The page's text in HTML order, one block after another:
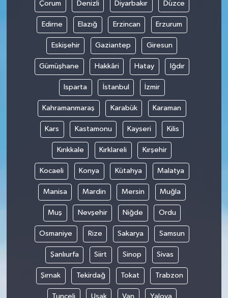
Çorum Denizli Diyarbakır Düzce
Edirne Elazığ Erzincan Erzurum
Eskişehir Gaziantep Giresun
Gümüşhane Hakkâri Hatay Iğdır
Isparta İstanbul İzmir
Kahramanmaraş Karabük Karaman
Kars Kastamonu Kayseri Kilis
Kırıkkale Kırklareli Kırşehir
Kocaeli Konya Kütahya Malatya
Manisa Mardin Mersin Muğla
Muş Nevşehir Niğde Ordu
Osmaniye Rize Sakarya Samsun
Şanlıurfa Siirt Sinop Sivas
Şırnak Tekirdağ Tokat Trabzon
Tunceli Uşak Van Yalova